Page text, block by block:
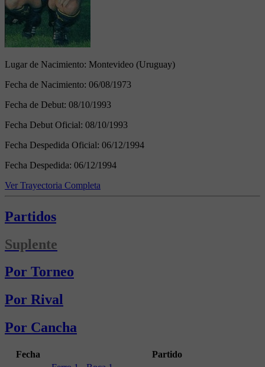
Lugar de Nacimiento: Montevideo (Uruguay)
Fecha de Nacimiento: 06/08/1973
Fecha de Debut: 08/10/1993
Fecha Debut Oficial: 08/10/1993
Fecha Despedida Oficial: 06/12/1994
Fecha Despedida: 06/12/1994
Ver Trayectoria Completa
Partidos
Suplente
Por Torneo
Por Rival
Por Cancha
Fecha Partido